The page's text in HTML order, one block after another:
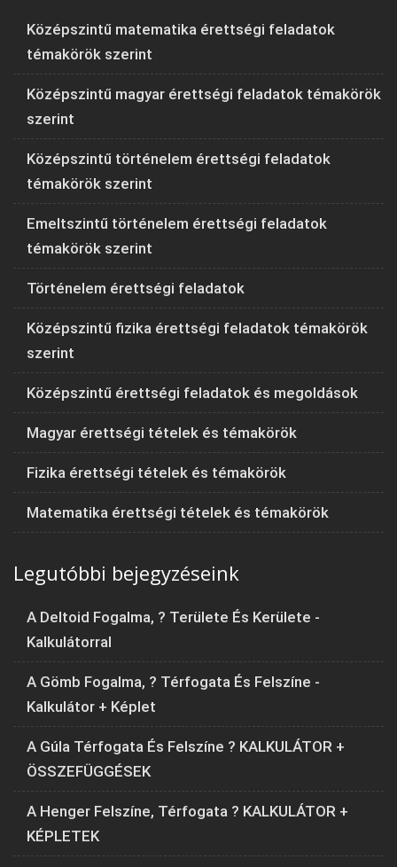
Középszintű matematika érettségi feladatok
témakörök szerint
Középszintű magyar érettségi feladatok témakörök
szerint
Középszintű történelem érettségi feladatok
témakörök szerint
Emeltszintű történelem érettségi feladatok
témakörök szerint
Történelem érettségi feladatok
Középszintű fizika érettségi feladatok témakörök
szerint
Középszintű érettségi feladatok és megoldások
Magyar érettségi tételek és témakörök
Fizika érettségi tételek és témakörök
Matematika érettségi tételek és témakörök
Legutóbbi bejegyzéseink
A Deltoid Fogalma, ? Területe És Kerülete -
Kalkulátorral
A Gömb Fogalma, ? Térfogata És Felszíne -
Kalkulátor + Képlet
A Gúla Térfogata És Felszíne ? KALKULÁTOR +
ÖSSZEFÜGGÉSEK
A Henger Felszíne, Térfogata ? KALKULÁTOR +
KÉPLETEK